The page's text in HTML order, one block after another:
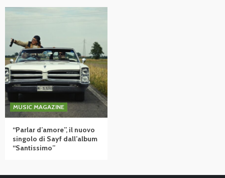
MUSIC MAGAZINE
“Parlar d’amore”, il nuovo
singolo di Sayf dall’album
“Santissimo”